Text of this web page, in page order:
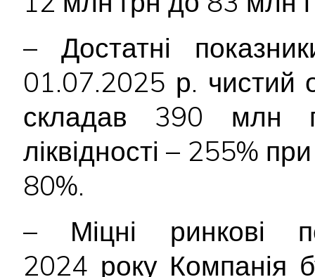
– Достатні
01.07.2025 р. чистий
складав 390 млн
ліквідності – 255%
80%.
– Міцні ринкові
2024 року Компанія